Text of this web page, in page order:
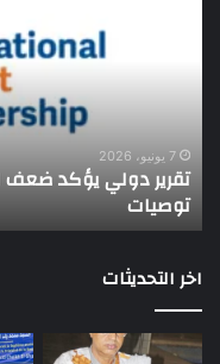
موريتانيا
ويقدم
توصيات
7 يونيو، 2026
تقرير دولي يؤكد ضعف
توصيات
اخر التحديثات